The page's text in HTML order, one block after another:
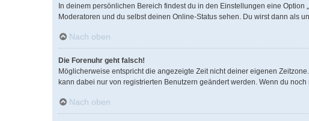
In deinem persönlichen Bereich findest du in den Einstellungen eine
Moderatoren und du selbst deinen Online-Status sehen. Du wirst dann als
Nach oben
Die Forenuhr geht falsch!
Möglicherweise entspricht die angezeigte Zeit nicht deiner eigenen
kann dabei nur von registrierten Benutzern geändert werden. Wenn du
Nach oben